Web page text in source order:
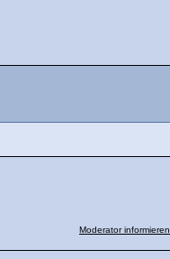
Moderator informieren